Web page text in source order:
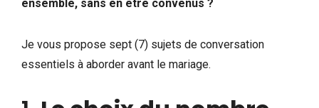
ensemble, sans en être convenus ?
Je vous propose sept (7) sujets de conversation
essentiels à aborder avant le mariage.